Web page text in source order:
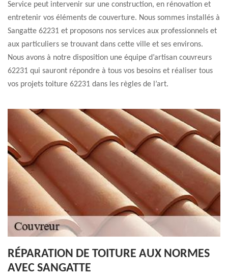
Service peut intervenir sur une construction, en rénovation et
entretenir vos éléments de couverture. Nous sommes installés à
Sangatte 62231 et proposons nos services aux professionnels et
aux particuliers se trouvant dans cette ville et ses environs.
Nous avons à notre disposition une équipe d’artisan couvreurs
62231 qui sauront répondre à tous vos besoins et réaliser tous
vos projets toiture 62231 dans les règles de l’art.
RÉPARATION DE TOITURE AUX NORMES
AVEC SANGATTE